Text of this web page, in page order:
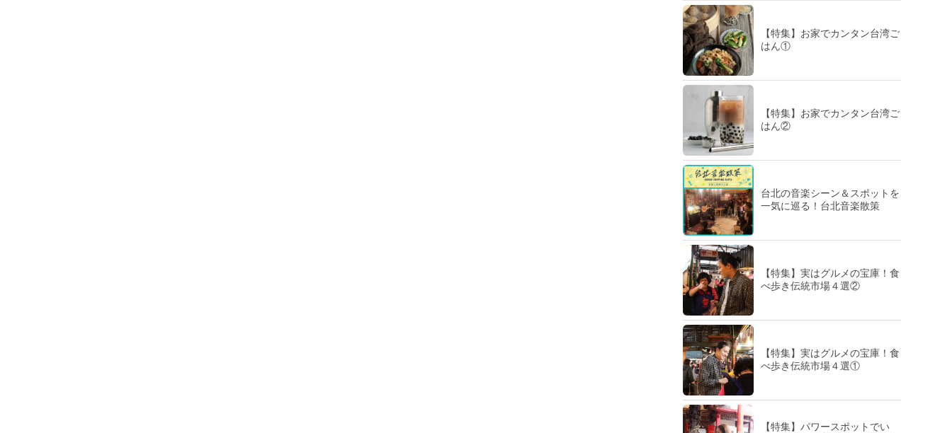
【特集】お家でカンタン台湾ご
はん①
【特集】お家でカンタン台湾ご
はん②
台北の音楽シーン＆スポットを
一気に巡る！台北音楽散策
【特集】実はグルメの宝庫！食
べ歩き伝統市場４選②
【特集】実はグルメの宝庫！食
べ歩き伝統市場４選①
【特集】パワースポットでい